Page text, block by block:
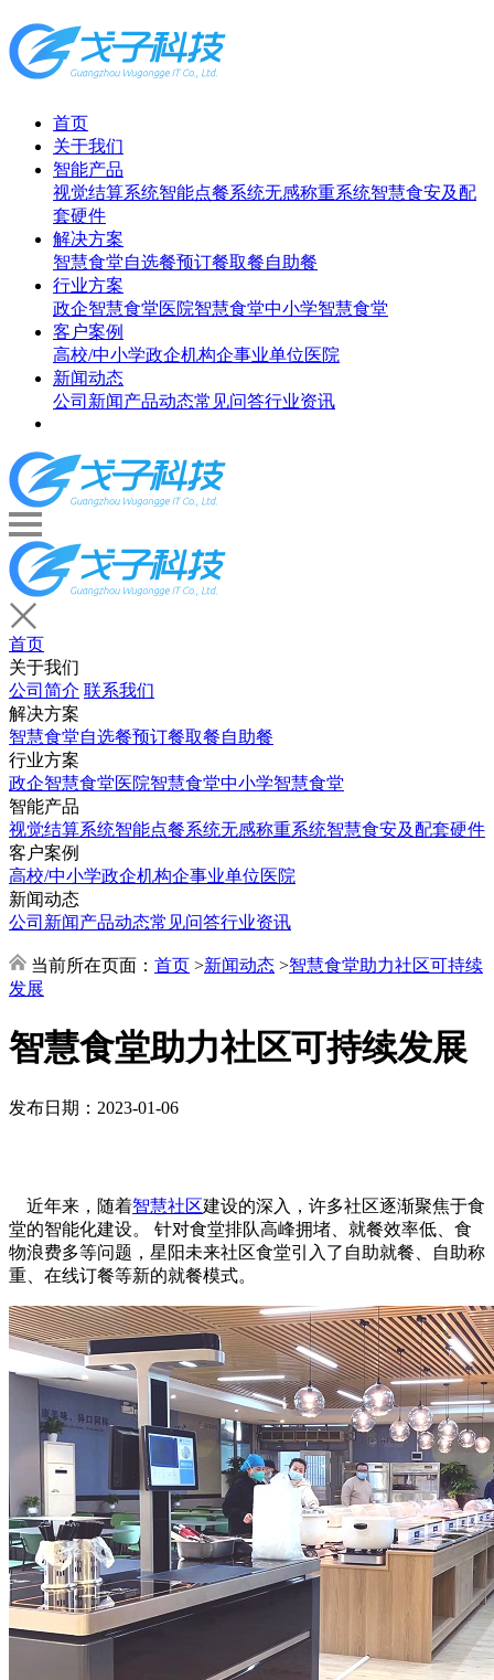
首页
关于我们
智能产品
视觉结算系统智能点餐系统无感称重系统智慧食安及配
套硬件
解决方案
智慧食堂自选餐预订餐取餐自助餐
行业方案
政企智慧食堂医院智慧食堂中小学智慧食堂
客户案例
高校/中小学政企机构企事业单位医院
新闻动态
公司新闻产品动态常见问答行业资讯
首页
关于我们
公司简介 联系我们
解决方案
智慧食堂自选餐预订餐取餐自助餐
行业方案
政企智慧食堂医院智慧食堂中小学智慧食堂
智能产品
视觉结算系统智能点餐系统无感称重系统智慧食安及配套硬件
客户案例
高校/中小学政企机构企事业单位医院
新闻动态
公司新闻产品动态常见问答行业资讯
当前所在页面： 首页 >新闻动态 >智慧食堂助力社区可持续
发展
智慧食堂助力社区可持续发展
发布日期：2023-01-06
近年来，随着智慧社区建设的深入，许多社区逐渐聚焦于食
堂的智能化建设。 针对食堂排队高峰拥堵、就餐效率低、食
物浪费多等问题，星阳未来社区食堂引入了自助就餐、自助称
重、在线订餐等新的就餐模式。